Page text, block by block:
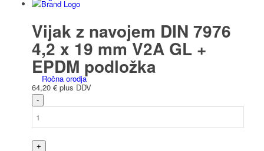
Ročna orodja
Vijak z navojem DIN 7976
4,2 x 19 mm V2A GL +
EPDM podložka
64,20 € plus DDV